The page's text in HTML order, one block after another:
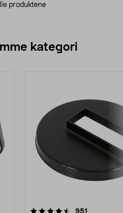
produktene
kategori
951
4.5 av 5 stjerner